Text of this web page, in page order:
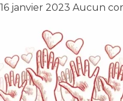
16 janvier 2023 Aucun